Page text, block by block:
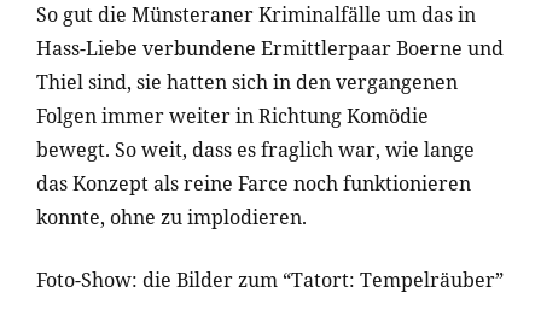
So gut die Münsteraner Kriminalfälle um das in
Hass-Liebe verbundene Ermittlerpaar Boerne und
Thiel sind, sie hatten sich in den vergangenen
Folgen immer weiter in Richtung Komödie
bewegt. So weit, dass es fraglich war, wie lange
das Konzept als reine Farce noch funktionieren
konnte, ohne zu implodieren.
Foto-Show: die Bilder zum “Tatort: Tempelräuber”